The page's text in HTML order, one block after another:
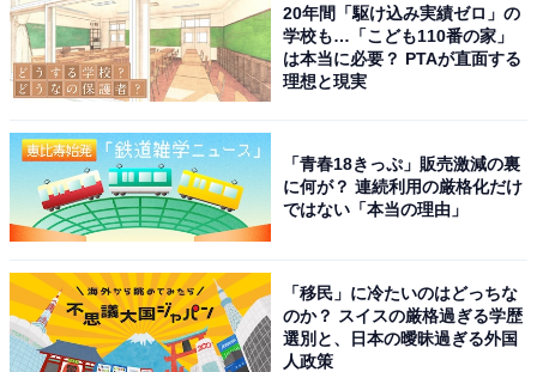
【Amazon.co.jp限定】 TP-Link WiFi 6E ルーター tri
band メッシュWi-Fiシステム 中継 スマートテレビ 対応
2402 + 574Mbps) Deco XE75 Pro 2-pack
Amazonで見る
TP-Link「RE700X/A」
20年間「駆け込み実績ゼロ」の
学校も…「こども110番の家」
は本当に必要？ PTAが直面する
理想と現実
「青春18きっぷ」販売激減の裏
に何が？ 連続利用の厳格化だけ
ではない「本当の理由」
「移民」に冷たいのはどっちな
のか？ スイスの厳格過ぎる学歴
選別と、日本の曖昧過ぎる外国
人政策